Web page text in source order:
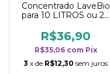
Concentrado LaveBio
para 10 LITROS ou 20
rendimento da
categoria - Neutro
R$36,90
R$35,06 com Pix
3 x de R$12,30 sem juros